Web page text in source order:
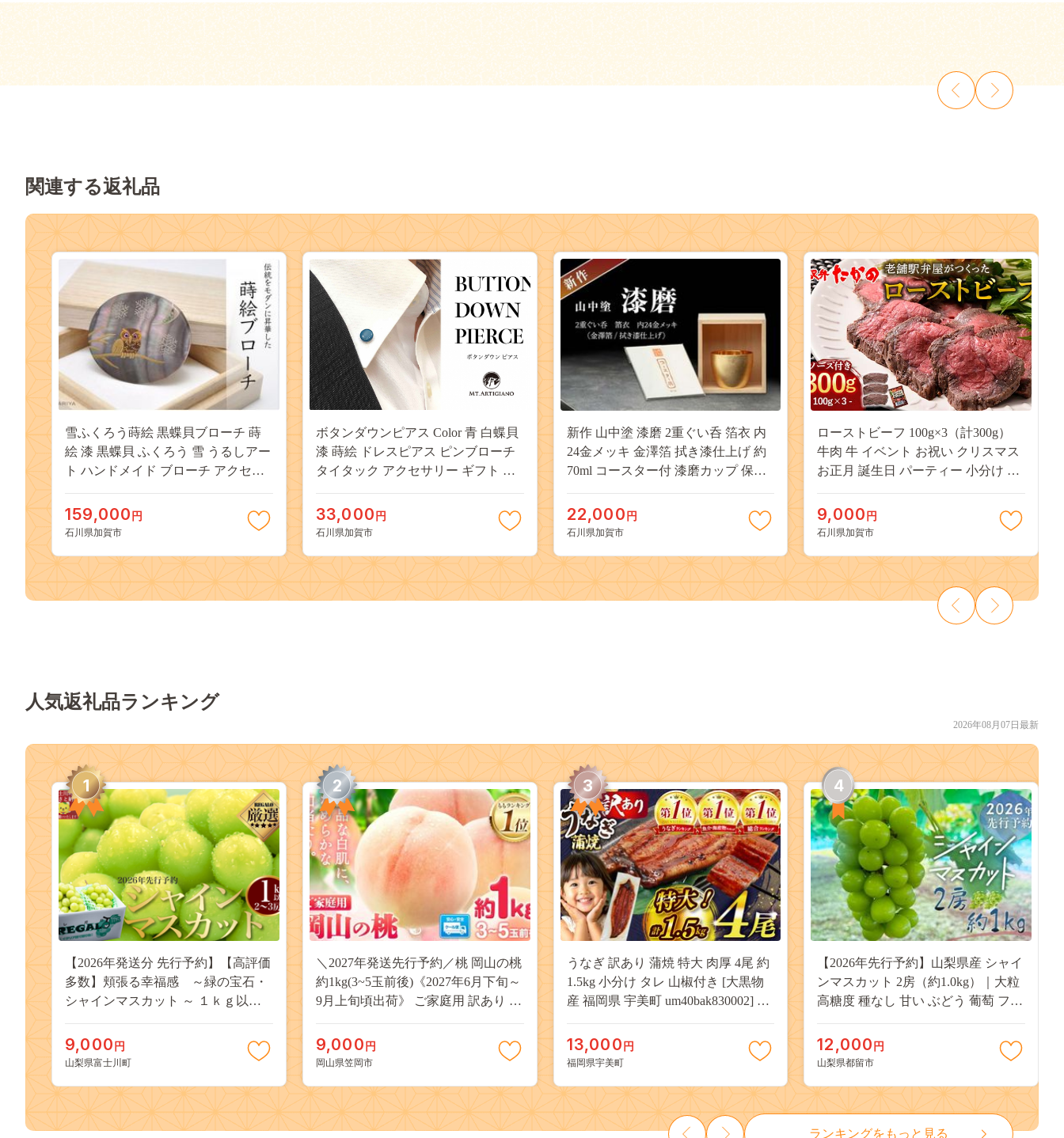
関連する返礼品
雪ふくろう蒔絵 黒蝶貝ブローチ 蒔
絵 漆 黒蝶貝 ふくろう 雪 うるしアー
ト ハンドメイド ブローチ アクセサ
本製 復興 震災 コロナ 能登半島地震
復興支援 北陸新幹線 F6P-0308
159,000 円
石川県加賀市
ボタンダウンピアス Color 青 白蝶貝
漆 蒔絵 ドレスピアス ピンブローチ
タイタック アクセサリー ギフト 伝
ート 復興 震災 コロナ 能登半島地震
復興支援 北陸新幹線 F6P-0336
33,000 円
石川県加賀市
新作 山中塗 漆磨 2重ぐい呑 箔衣 内
24金メッキ 金澤箔 拭き漆仕上げ 約
70ml コースター付 漆磨カップ 保温
日 母の日 敬老の日 ギフト 伝統工芸
工芸品 日本製 F6P-2082
22,000 円
石川県加賀市
ローストビーフ 100g×3（計300g）
牛肉 牛 イベント お祝い クリスマス
お正月 誕生日 パーティー 小分け 便
9,000 円
石川県加賀市
人気返礼品ランキング
2026年08月07日最新
1
【2026年発送分 先行予約】【高評価
多数】頬張る幸福感 ～緑の宝石・
シャインマスカット ～ １ｋｇ以上
物 くだもの シャイン マスカット ぶ
どう ブドウ 葡萄 大粒 種なし 先行予
九千円
9,000 円
山梨県富士川町
2
＼2027年発送先行予約／桃 岡山の桃
約1kg(3~5玉前後)《2027年6月下旬～
9月上旬頃出荷》 ご家庭用 訳あり 白
果物 デザート 旬 モモ もも 先行予約
送料無料 果物 岡山県 笠岡市 清水白
kasaoka_zsy_419_100---
9,000 円
岡山県笠岡市
3
うなぎ 訳あり 蒲焼 特大 肉厚 4尾 約
1.5kg 小分け タレ 山椒付き [大黒物
産 福岡県 宇美町 um40bak830002] 不
うなぎ蒲焼 鰻蒲焼き 蒲焼き かば焼
き 真空パック 個包装 冷凍 13000
13,000 円
福岡県宇美町
4
【2026年先行予約】山梨県産 シャイ
ンマスカット 2房（約1.0kg）｜大粒
高糖度 種なし 甘い ぶどう 葡萄 フル
JX003
12,000 円
山梨県都留市
ランキングをもっと見る